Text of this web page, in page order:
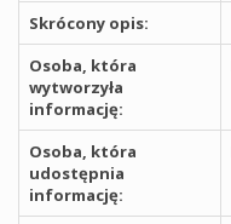
Skrócony opis:
Osoba, która
wytworzyła
informację:
Osoba, która
udostępnia
informację: